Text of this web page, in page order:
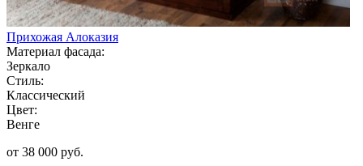
Прихожая Алоказия
Материал фасада:
Зеркало
Стиль:
Классический
Цвет:
Венге
от 38 000 руб.